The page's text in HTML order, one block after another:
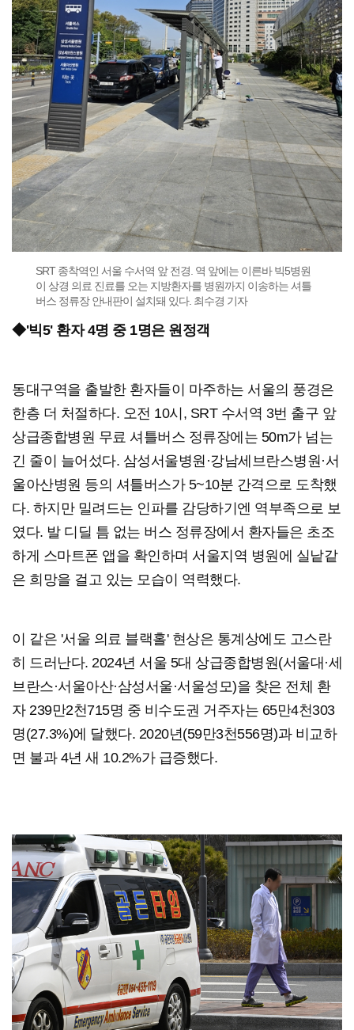
SRT 종착역인 서울 수서역 앞 전경. 역 앞에는 이른바 빅5병원
이 상경 의료 진료를 오는 지방환자를 병원까지 이송하는 셔틀
버스 정류장 안내판이 설치돼 있다. 최수경 기자
◆'빅5' 환자 4명 중 1명은 원정객
동대구역을 출발한 환자들이 마주하는 서울의 풍경은
한층 더 처절하다. 오전 10시, SRT 수서역 3번 출구 앞
상급종합병원 무료 셔틀버스 정류장에는 50m가 넘는
긴 줄이 늘어섰다. 삼성서울병원·강남세브란스병원·서
울아산병원 등의 셔틀버스가 5~10분 간격으로 도착했
다. 하지만 밀려드는 인파를 감당하기엔 역부족으로 보
였다. 발 디딜 틈 없는 버스 정류장에서 환자들은 초조
하게 스마트폰 앱을 확인하며 서울지역 병원에 실낱같
은 희망을 걸고 있는 모습이 역력했다.
이 같은 '서울 의료 블랙홀' 현상은 통계상에도 고스란
히 드러난다. 2024년 서울 5대 상급종합병원(서울대·세
브란스·서울아산·삼성서울·서울성모)을 찾은 전체 환
자 239만2천715명 중 비수도권 거주자는 65만4천303
명(27.3%)에 달했다. 2020년(59만3천556명)과 비교하
면 불과 4년 새 10.2%가 급증했다.